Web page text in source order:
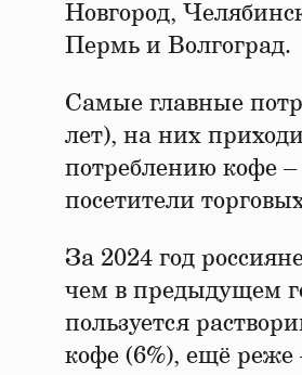
Новгород,
Пермь и Волгоград.
Самые главные
лет), на них
потреблению кофе –
посетители
За 2024 год
чем в предыдущем
пользуется
кофе (6%), ещё реже